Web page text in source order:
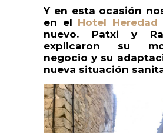
Y en esta ocasión
en el Hotel Heredad
nuevo. Patxi y
explicaron su
negocio y su
nueva situación